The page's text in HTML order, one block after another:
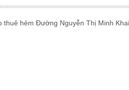
thuê hẻm Đường Nguyễn Thị Minh